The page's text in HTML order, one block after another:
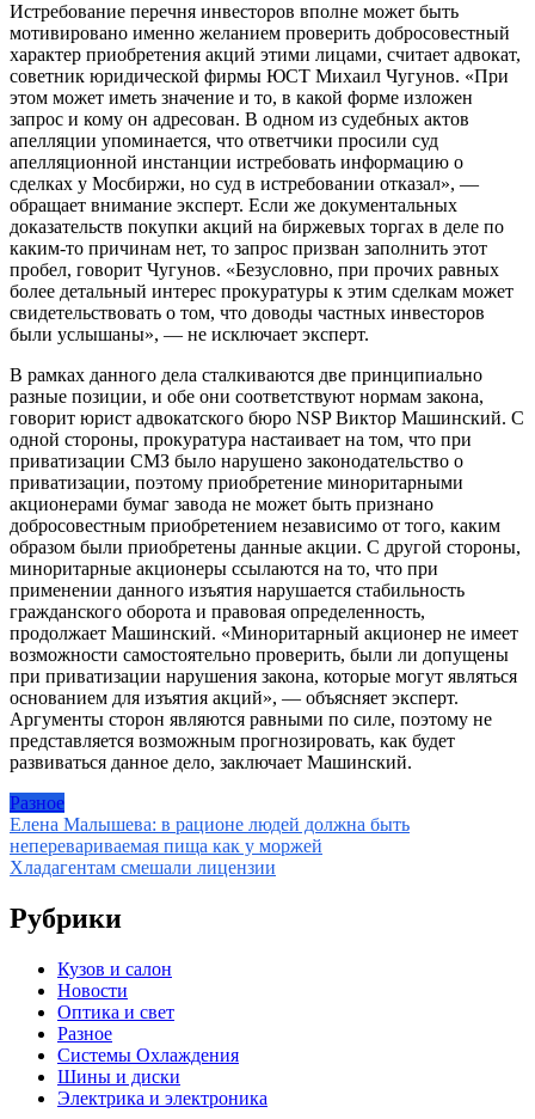
Истребование перечня инвесторов вполне может быть
мотивировано именно желанием проверить добросовестный
характер приобретения акций этими лицами, считает адвокат,
советник юридической фирмы ЮСТ Михаил Чугунов. «При
этом может иметь значение и то, в какой форме изложен
запрос и кому он адресован. В одном из судебных актов
апелляции упоминается, что ответчики просили суд
апелляционной инстанции истребовать информацию о
сделках у Мосбиржи, но суд в истребовании отказал», —
обращает внимание эксперт. Если же документальных
доказательств покупки акций на биржевых торгах в деле по
каким-то причинам нет, то запрос призван заполнить этот
пробел, говорит Чугунов. «Безусловно, при прочих равных
более детальный интерес прокуратуры к этим сделкам может
свидетельствовать о том, что доводы частных инвесторов
были услышаны», — не исключает эксперт.
В рамках данного дела сталкиваются две принципиально
разные позиции, и обе они соответствуют нормам закона,
говорит юрист адвокатского бюро NSP Виктор Машинский. С
одной стороны, прокуратура настаивает на том, что при
приватизации СМЗ было нарушено законодательство о
приватизации, поэтому приобретение миноритарными
акционерами бумаг завода не может быть признано
добросовестным приобретением независимо от того, каким
образом были приобретены данные акции. С другой стороны,
миноритарные акционеры ссылаются на то, что при
применении данного изъятия нарушается стабильность
гражданского оборота и правовая определенность,
продолжает Машинский. «Миноритарный акционер не имеет
возможности самостоятельно проверить, были ли допущены
при приватизации нарушения закона, которые могут являться
основанием для изъятия акций», — объясняет эксперт.
Аргументы сторон являются равными по силе, поэтому не
представляется возможным прогнозировать, как будет
развиваться данное дело, заключает Машинский.
Разное
Навигация
по
Елена Малышева: в рационе людей должна быть
неперевариваемая пища как у моржей
Хладагентам смешали лицензии
Рубрики
Кузов и салон
Новости
Оптика и свет
Разное
Системы Охлаждения
Шины и диски
Электрика и электроника